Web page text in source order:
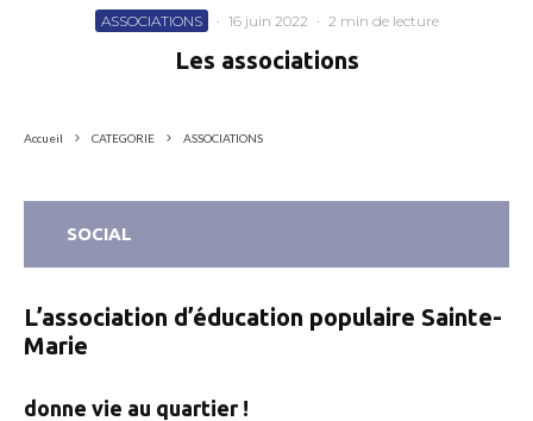
ASSOCIATIONS · 16 juin 2022 · 2 min de lecture
Les associations
Accueil CATEGORIE ASSOCIATIONS
SOCIAL
L’association d’éducation populaire Sainte-
Marie
donne vie au quartier !